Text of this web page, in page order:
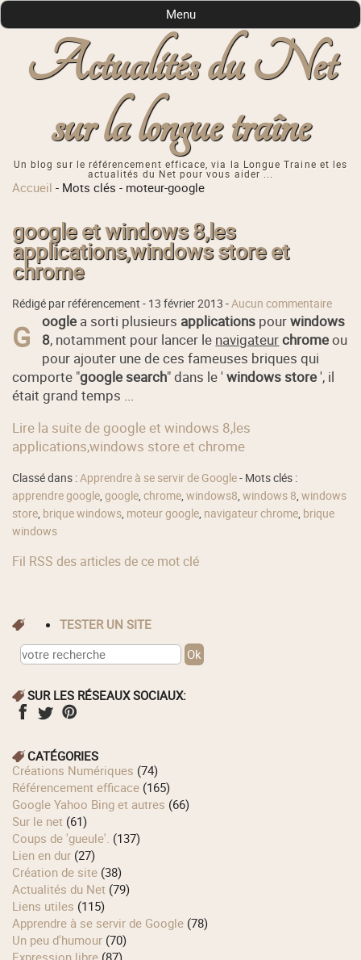
Actualités du Net
sur la longue traîne
Un blog sur le référencement efficace, via la Longue Traine et les
actualités du Net pour vous aider ...
Menu
Accueil - Mots clés - moteur-google
google et windows 8,les
applications,windows store et
chrome
Rédigé par référencement - 13 février 2013 -Aucun commentaire
G oogle a sorti plusieurs applications pourwindows
8, notamment pour lancer le navigateurchromeou
pour ajouter une de ces fameuses briques qui
comporte "google search" dans le 'windows store', il
était grand temps ...
Lire la suite de google et windows 8,les
applications,windows store et chrome
Classé dans :Apprendre à se servir de Google- Mots clés :
apprendre google,google,chrome,windows8,windows 8,windows
store, brique windows, moteur google, navigateur chrome, brique
windows
Fil RSS des articles de ce mot clé
TESTER UN SITE
SUR LES RÉSEAUX SOCIAUX:
CATÉGORIES
Créations Numériques (74)
Référencement efficace (165)
Google Yahoo Bing et autres (66)
Sur le net (61)
Coups de 'gueule'. (137)
Lien en dur (27)
Création de site (38)
Actualités du Net (79)
Liens utiles (115)
Apprendre à se servir de Google (78)
Un peu d'humour (70)